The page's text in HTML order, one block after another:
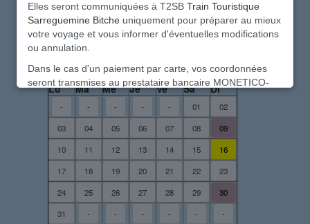
Calendrier des circulations
août 2026
Lu
Ma Me Je Ve Sa Di
- - - - - 01
02
03
04 05 06 07 08
09
10
11 12 13 14 15
16
17
18 19 20 21 22
23
24
25 26 27 28 29
30
31
- - - - - -
Elles seront communiquées à T2SB Train Touristique
Sarreguemine Bitche uniquement pour préparer au mieux
votre voyage et vous informer d'éventuelles modifications
ou annulation.
Dans le cas d'un paiement par carte, vos coordonnées
seront transmises au prestataire bancaire MONETICO-
PAIEMENT conformément à la directive sur les paiement -
Vos données personnelles sont précieuses.
Elles seront détruites en fin d'année et ne seront en
autre usage
Ce site de réservation est sécurisé et ne comporte aucun
traqueur et aucun cookie destiné à des usages